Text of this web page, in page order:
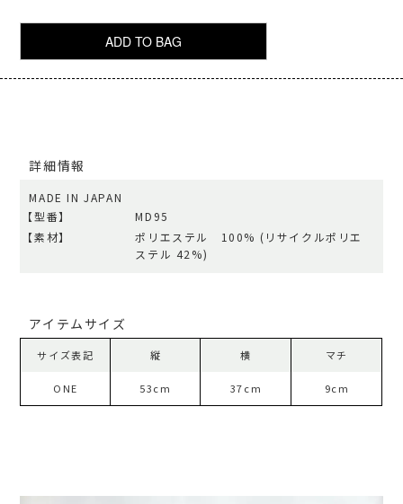
詳細情報
MADE IN JAPAN
【型番】
MD95
【素材】
ポリエステル 100% (リサイクルポリエ
ステル 42%)
アイテムサイズ
サイズ表記 縦 横 マチ
ONE 53cm 37cm 9cm